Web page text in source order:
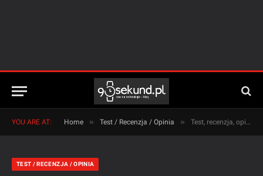
YOU ARE AT: Home » Test / Recenzja / Opinia » Test, recenzja, opinia – Sony Xperia X Performance (F8131) – Przede wszystkim wydajność!
TEST / RECENZJA / OPINIA